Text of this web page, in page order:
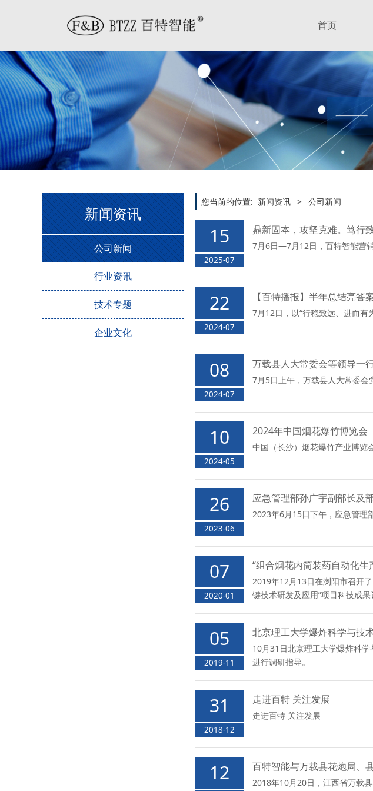
首页
新闻资讯
公司新闻
行业资讯
技术专题
企业文化
您当前的位置: 新闻资讯 > 公司新闻
15
2025-07
鼎新固本，攻坚克难。笃行
7月6日—7月12日，百特智能营
22
2024-07
【百特播报】半年总结亮
7月12日，以“行稳致远、进而
08
2024-07
万载县人大常委会等领导一
7月5日上午，万载县人大常委
10
2024-05
2024年中国烟花爆竹博览会
中国（长沙）烟花爆竹产业博览
26
2023-06
应急管理部孙广宇副部长及
2023年6月15日下午，应急管理
07
2020-01
“组合烟花内筒装药自动化
2019年12月13日在浏阳市召开
键技术研发及应用”项目科技成果
05
2019-11
北京理工大学爆炸科学与技
10月31日北京理工大学爆炸科
进行调研指导。
31
2018-12
走进百特 关注发展
走进百特 关注发展
12 百特智能与万载县花炮局、
2018年10月20日，江西省万载